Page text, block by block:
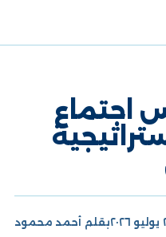
اجتماع
بقلم أحمد محمود